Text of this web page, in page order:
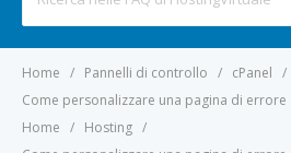
For
Home Pannelli di controllo
cPanel
Come personalizzare una pagina di errore
Home
Hosting